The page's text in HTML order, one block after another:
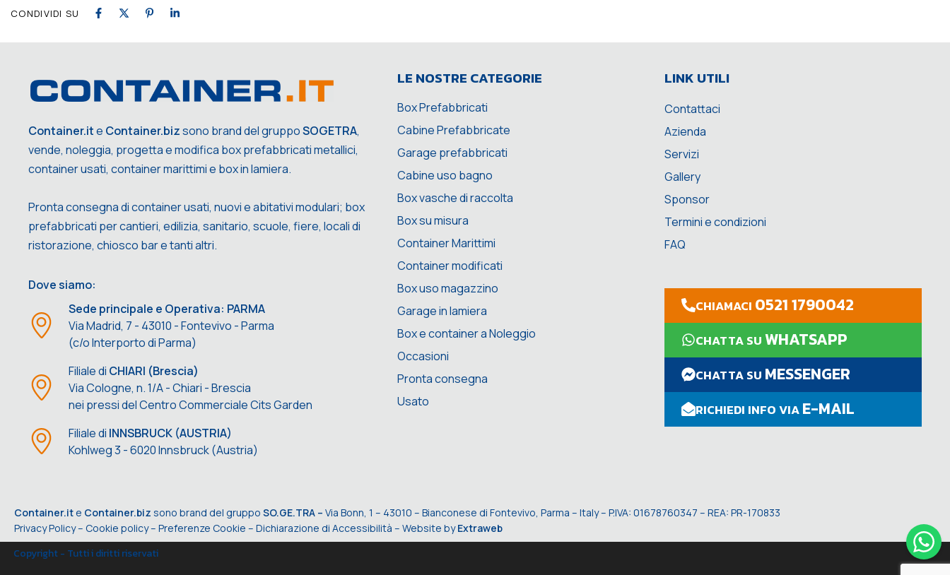
CONDIVIDI SU
Container.ite Container.bizsono brand del gruppoSOGETRA,
vende, noleggia, progetta e modifica box prefabbricati metallici,
container usati, container marittimi e box in lamiera.
Pronta consegna di container usati, nuovi e abitativi modulari; box
prefabbricati per cantieri, edilizia, sanitario, scuole, fiere, locali di
ristorazione, chiosco bar e tanti altri.
Dove siamo:
Sede principale e Operativa: PARMA
Via Madrid, 7 - 43010 - Fontevivo - Parma
(c/o Interporto di Parma)
Filiale di CHIARI (Brescia)
Via Cologne, n. 1/A - Chiari - Brescia
nei pressi del Centro Commerciale Cits Garden
Filiale di INNSBRUCK (AUSTRIA)
Kohlweg 3 - 6020 Innsbruck (Austria)
LE NOSTRE CATEGORIE
Box Prefabbricati
Cabine Prefabbricate
Garage prefabbricati
Cabine uso bagno
Box vasche di raccolta
Box su misura
Container Marittimi
Container modificati
Box uso magazzino
Garage in lamiera
Box e container a Noleggio
Occasioni
Pronta consegna
Usato
LINK UTILI
Contattaci
Azienda
Servizi
Gallery
Sponsor
Termini e condizioni
FAQ
CHIAMACI 0521 1790042
CHATTA SUWHATSAPP
CHATTA SU MESSENGER
RICHIEDI INFO VIA E-MAIL
Container.it e Container.biz sono brand del gruppo SO.GE.TRA – Via Bonn, 1 – 43010 – Bianconese di Fontevivo, Parma – Italy – P.IVA: 01678760347 – REA: PR-170833
Privacy Policy– Cookie policy– Preferenze Cookie – Dichiarazione di Accessibilità – Website byExtraweb
Copyright - Tutti i diritti riservati